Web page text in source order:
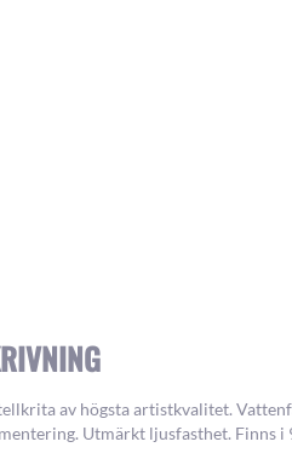
av högsta artistkvalitet.
Utmärkt ljusfasthet. Finns i